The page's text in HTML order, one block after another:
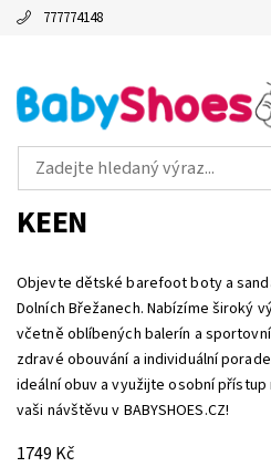
777774148
KEEN
Objevte dětské barefoot boty a
Dolních Břežanech. Nabízíme široký
včetně oblíbených balerín a
zdravé obouvání a individuální
ideální obuv a využijte osobní přístup
vaši návštěvu v BABYSHOES.CZ!
1749 Kč